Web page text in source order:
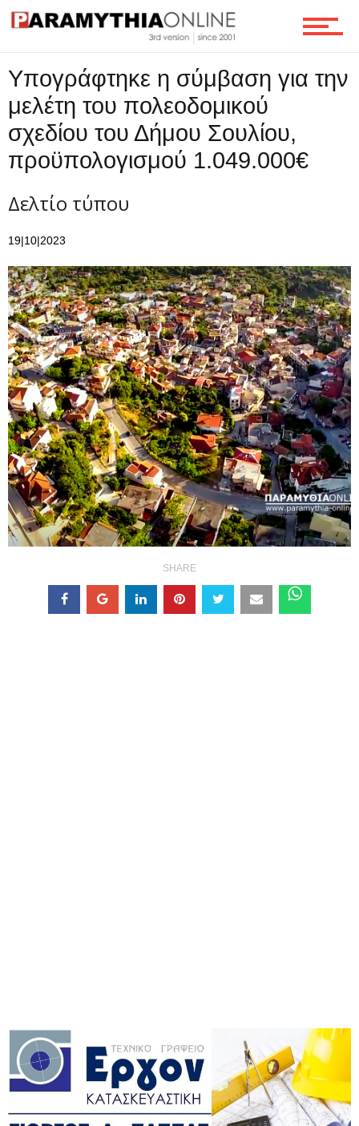
Υπογράφτηκε η σύμβαση για την
μελέτη του πολεοδομικού
σχεδίου του Δήμου Σουλίου,
προϋπολογισμού 1.049.000€
Δελτίο τύπου
19|10|2023
SHARE